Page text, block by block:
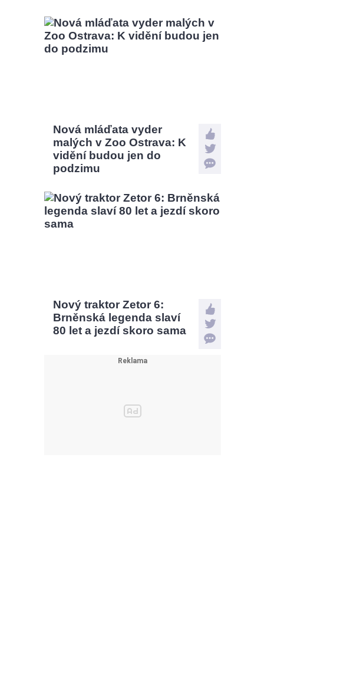
Nová mláďata vyder
malých v Zoo Ostrava: K
vidění budou jen do
podzimu
Nový traktor Zetor 6:
Brněnská legenda slaví
80 let a jezdí skoro sama